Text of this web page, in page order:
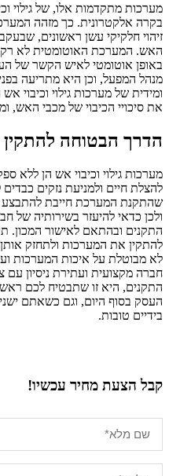
מערכות מתקדמות אלו, של גילוי
בקרה אלקטרונית. כך מזהה
זיהוי חלקיקי עשן ראשונים,
האש. המערכת האוטומטית לא
באופן אוטומטי לאיש הקשר של
מנהל המפעל, וכן היא מתריעה
ומידית של מערכות גילוי
את סיכויי הכיבוי של מכבי האש,
הדרך הבטוחה להתקין
מערכות גילוי וכיבוי אש הן ללא
להצלת חיים ולמניעת נזקים
שהתקנת המערכת חייבת להתבצע
ולכן כדאי להיעזר בשירותיה של
התקנים ובהתאם לאישור המכון.
להתקין את המערכות ולתחזק
לא מבוטלת על איכות המערכות
חברה מקצועית ועתירת ניסיון עם
התקנים, היא זו שתבטיח לכם
העסק בסוף היום, וגם כשאתם
בידיים טובות.
קבל הצעת מחיר עכשיו!